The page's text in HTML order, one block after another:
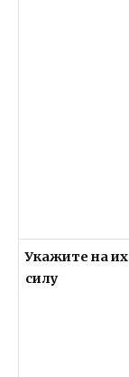
Укажите на их
силу